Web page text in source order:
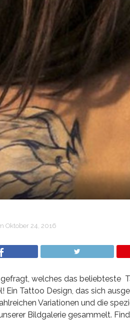
Oktober 24, 2016
welches das beliebteste
Ein Tattoo Design, das sich
Variationen und die
Bildgalerie gesammelt.